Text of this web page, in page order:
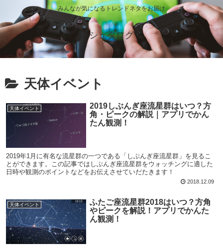
みんなが気になるトレンドネタをお届け
シュタログ
天体イベント
天体イベント
2019しぶんぎ座流星群はいつ？方
角・ピークの解説｜アプリでかん
たん観測！
2019年1月に有名な流星群の一つである「しぶんぎ座流星群」を見るこ
とができます。この記事ではしぶんぎ座流星群をウォッチングに適した
日時や観測のポイントなどをお伝えさせていだたきます！
2018.12.09
天体イベント
ふたご座流星群2018はいつ？方角
やピークを解説！アプリでかんた
ん観測！